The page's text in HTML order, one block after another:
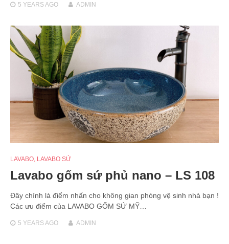
5 YEARSAGO ADMIN
LAVABO LAVABO SỨ
Lavabo gốm sứ phủ nano – LS 108
Đây chính là điểm nhấn cho không gian phòng vệ sinh nhà bạn !
Các ưu điểm của LAVABO GỐM SỨ MỸ…
5 YEARSAGO ADMIN